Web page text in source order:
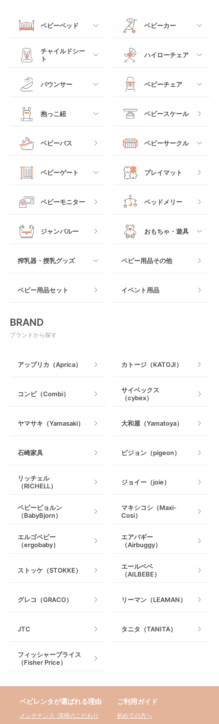
ベビーベッド
すべて
レギュラーサイズベビ
ベッドインベッド
クーファン
マットレス・布団
ベビーベッドその他
ベビーカー
すべて
ベビーカーその他
チャイルドシー
ト
すべて
ジュニアシート
チャイルドシートその
他
ハイローチェア
すべて
バウンサー
すべて
ロッキングタイプ
ベビーチェア
すべて
テーブルチェア
抱っこ紐
すべて
ヒップシート
抱っこ紐その他
ベビースケール
ベビーバス ベビーサークル
すべて
木製
マット製
ベビーゲート
すべて
プレイマット
ベビーモニター ベッドメリー
ジャンパルー おもちゃ・遊具
室内遊具
搾乳器・授乳グッズ
授乳グッズ・ママ用品
ベビー用品その他
ベビー用品セット イベント用品
BRAND
ブランドから探す
アップリカ（Aprica） カトージ（KATOJI）
コンビ（Combi）
サイベックス
（cybex）
ヤマサキ（Yamasaki） 大和屋（Yamatoya）
石崎家具 ピジョン（pigeon）
リッチェル
（RICHELL）
ジョイー（joie）
ベビービョルン
（BabyBjorn）
マキシコシ（Maxi-
Cosi）
エルゴベビー
（ergobaby）
エアバギー
（Airbuggy）
ストッケ（STOKKE）
エールベベ
（AILBEBE）
グレコ（GRACO） リーマン（LEAMAN）
JTC タニタ（TANITA）
フィッシャープライス
（Fisher Price）
ベビレンタが選ばれる理由
メンテナンス･清掃のこだわり
ご利用ガイド
初めての方へ